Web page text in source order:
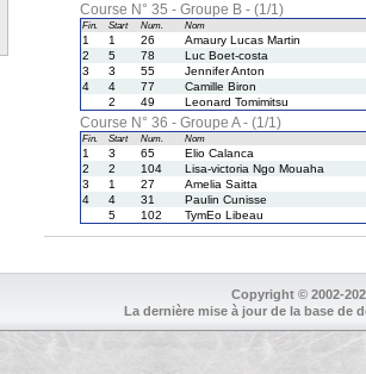
Course N° 35 - Groupe B - (1/1)
Fin. Start Num. Nom
1 1 26 Amaury Lucas Martin
2
5 78 Luc Boet-costa
3
3 55 Jennifer Anton
4
4 77 Camille Biron
2
49 Leonard Tomimitsu
Course N° 36 - Groupe A - (1/1)
Fin. Start Num. Nom
1 3 65 Elio Calanca
2
2 104 Lisa-victoria Ngo Mouaha
3
1 27 Amelia Saitta
4
4 31 Paulin Cunisse
5
102 TymEo Libeau
Copyright © 2002-
La dernière mise à jour de la base de